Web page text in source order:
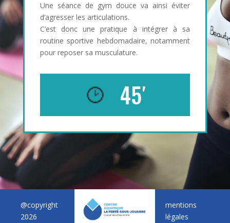
Une séance de gym douce va ainsi éviter
d’agresser les articulations.
C’est donc une pratique à intégrer à sa
routine sportive hebdomadaire, notamment
pour reposer sa musculature.
45′
@copyright
2026
mentions
légales